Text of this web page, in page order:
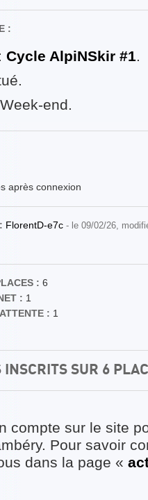
:
Cycle AlpiNSkir #1.
end.
après connexion
FlorentD-e7c - le 09/02/26,
: 6
: 1
: 1
INSCRITS SUR 6
compte sur le site
Pour savoir
dans la page «